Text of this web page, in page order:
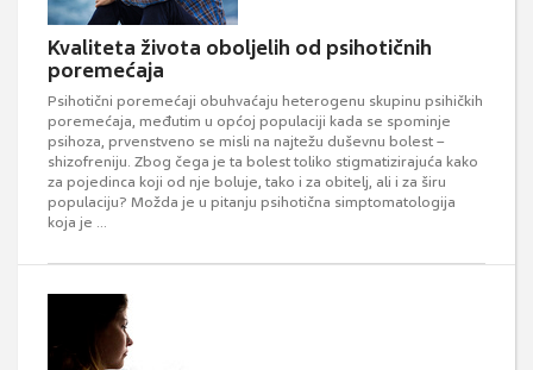
Kvaliteta života oboljelih od psihotičnih
poremećaja
Psihotični poremećaji obuhvaćaju heterogenu skupinu psihičkih
poremećaja, međutim u općoj populaciji kada se spominje
psihoza, prvenstveno se misli na najtežu duševnu bolest –
shizofreniju. Zbog čega je ta bolest toliko stigmatizirajuća kako
za pojedinca koji od nje boluje, tako i za obitelj, ali i za širu
populaciju? Možda je u pitanju psihotična simptomatologija
koja je ...